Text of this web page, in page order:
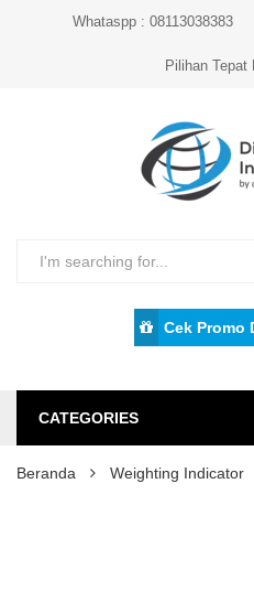
Whataspp : 08113038383
Pilihan Tepat
Cek Promo
CATEGORIES
Beranda Weighting Indicator